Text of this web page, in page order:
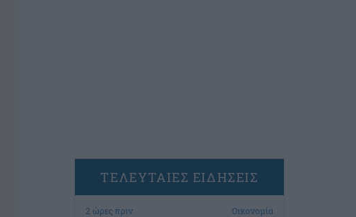
ΤΕΛΕΥΤΑΙΕΣ ΕΙΔΗΣΕΙΣ
2 ώρες πριν Οικονομία